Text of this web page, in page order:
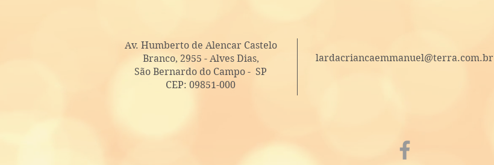
Av. Humberto de Alencar Castelo
Branco, 2955 - Alves Dias,
São Bernardo do Campo - SP
CEP: 09851-000
lardacriancaemmanuel@terra.com.br